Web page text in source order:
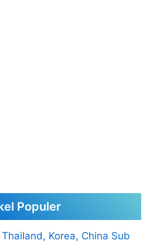
Populer
Korea, China Sub